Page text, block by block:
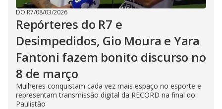
DO R7/08/03/2026
Repórteres do R7 e
Desimpedidos, Gio Moura e Yara
Fantoni fazem bonito discurso no
8 de março
Mulheres conquistam cada vez mais espaço no esporte e
representam transmissão digital da RECORD na final do
Paulistão